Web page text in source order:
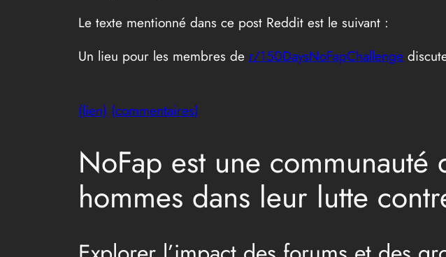
Le texte mentionné dans ce post Reddit est le suivant :
Un lieu pour les membres de r/150DaysNoFapChallenge
(lien) (commentaires)
NoFap est une
hommes dans leur lutte